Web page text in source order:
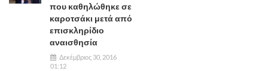
που καθηλώθηκε σε
καροτσάκι μετά από
επισκληρίδιο
αναισθησία
Δεκέμβριος 30, 2016
01:12